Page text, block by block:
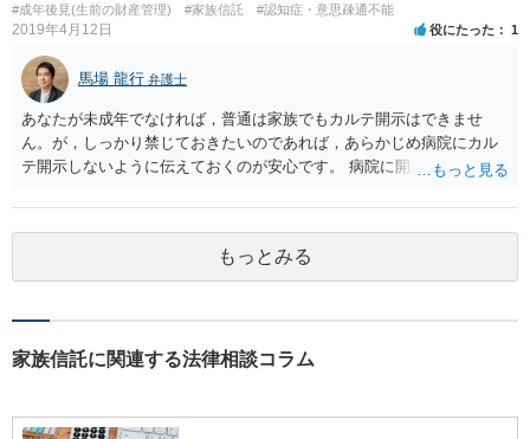
#成年後見(生前の財産管理) #家族信託 #認知症・意思疎通不能
2019年4月12日 役にたった 1
馬場 龍行 弁護士
あなたが未成年でなければ，普通は家族でもカルテ開示はできませ
ん。が，しっかり禁じておきたいのであれば，あらかじめ病院にカル
テ開示しないように伝えておくのが安心です。 病院に開示しないよう
可能性は低いのでコストパフォーマンスとしてはどうかなという感じ
がします。
もっとみる
家族信託に関連する法律相談コラム